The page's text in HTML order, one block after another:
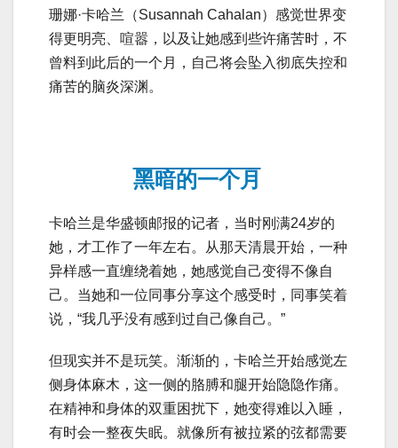
珊娜·卡哈兰（Susannah Cahalan）感觉世界变
得更明亮、喧嚣，以及让她感到些许痛苦时，不
曾料到此后的一个月，自己将会坠入彻底失控和
痛苦的脑炎深渊。
黑暗的一个月
卡哈兰是华盛顿邮报的记者，当时刚满24岁的
她，才工作了一年左右。从那天清晨开始，一种
异样感一直缠绕着她，她感觉自己变得不像自
己。当她和一位同事分享这个感受时，同事笑着
说，“我几乎没有感到过自己像自己。”
但现实并不是玩笑。渐渐的，卡哈兰开始感觉左
侧身体麻木，这一侧的胳膊和腿开始隐隐作痛。
在精神和身体的双重困扰下，她变得难以入睡，
有时会一整夜失眠。就像所有被拉紧的弦都需要